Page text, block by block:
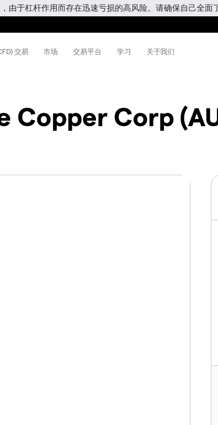
由于杠杆作用而存在迅速亏损的高风险。请确保自己全面
交易 市场 交易平台 学习 关于我们
Copper Corp